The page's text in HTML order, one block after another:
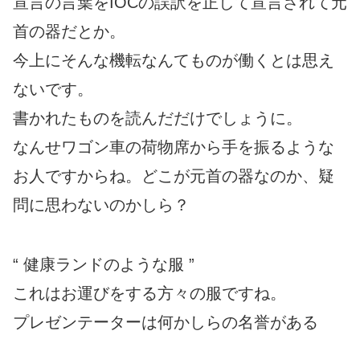
首の器だとか。
今上にそんな機転なんてものが働くとは思え
ないです。
書かれたものを読んだだけでしょうに。
なんせワゴン車の荷物席から手を振るような
お人ですからね。どこが元首の器なのか、疑
問に思わないのかしら？
“ 健康ランドのような服 ”
これはお運びをする方々の服ですね。
プレゼンテーターは何かしらの名誉がある